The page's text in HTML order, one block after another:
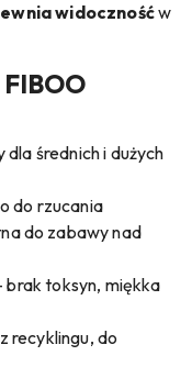
widocznośćw
dla średnich i dużych
do rzucania
do zabawy nad
brak toksyn, miękka
recyklingu, do